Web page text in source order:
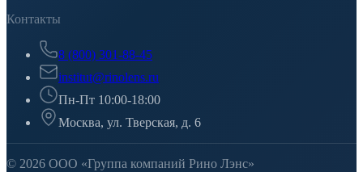
Контакты
8 (800) 301-88-45
institut@rinolens.ru
Пн-Пт 10:00-18:00
Москва, ул. Тверская, д. 6
© 2026 ООО «Группа компаний Рино Лэнс»